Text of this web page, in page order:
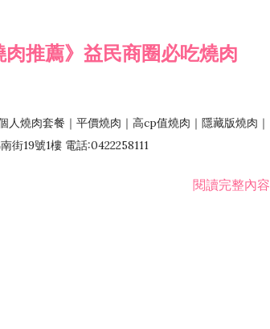
肉推薦》益民商圈必吃燒肉
燒肉套餐｜平價燒肉｜高cp值燒肉｜隱藏版燒肉｜
街19號1樓 電話:0422258111
閱讀完整內容